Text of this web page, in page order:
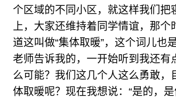
个区域的不同小区，就这样我们把
上，大家还维持着同学情谊，那个
道这叫做“集体取暖”，这个词儿也
老师告诉我的，一开始听到我还有
么可能？我们这几个人这么勇敢，
体取暖呢？现在我想说：“是的，是